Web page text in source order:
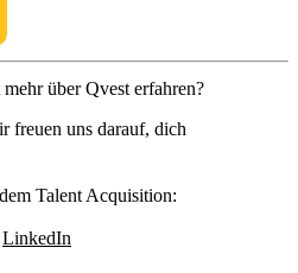
über Qvest erfahren?
freuen uns darauf, dich
Talent Acquisition:
LinkedIn